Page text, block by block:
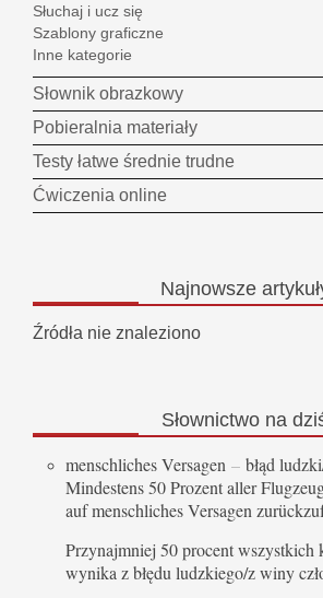
Słuchaj i ucz się
Szablony graficzne
Inne kategorie
Słownik obrazkowy
Pobieralnia materiały
Testy łatwe średnie trudne
Ćwiczenia online
Najnowsze
Źródła nie znaleziono
Słownictwo na
menschliches Versagen – błąd
Mindestens 50 Prozent aller
auf menschliches Versagen
Przynajmniej 50 procent wszystkich
wynika z błędu ludzkiego/z winy